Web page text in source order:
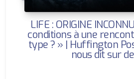
LIFE : ORIGINE
conditions à une
type ? » | Huffington
nous dit sur